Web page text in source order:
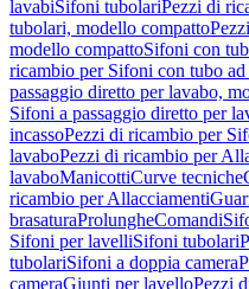
lavabiSifoni tubolariPezzi di
tubolari, modello compatto
modello compattoSifoni con
ricambio per Sifoni con tubo
passaggio diretto per lavabo,
Sifoni a passaggio diretto per
incassoPezzi di ricambio per
lavaboPezzi di ricambio per
lavaboManicottiCurve tecniche
ricambio per Allacciamenti
brasaturaProlungheComandi
Sifoni per lavelliSifoni tubolari
tubolariSifoni a doppia camera
cameraGiunti per lavelloPezzi